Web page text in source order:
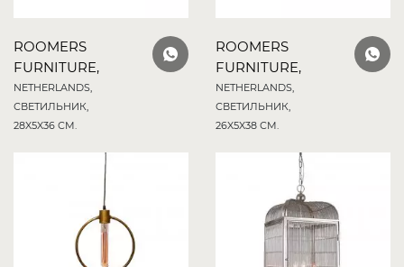
ROOMERS
FURNITURE,
NETHERLANDS,
СВЕТИЛЬНИК,
28X5X36 СМ.
ROOMERS
FURNITURE,
NETHERLANDS,
СВЕТИЛЬНИК,
26X5X38 СМ.